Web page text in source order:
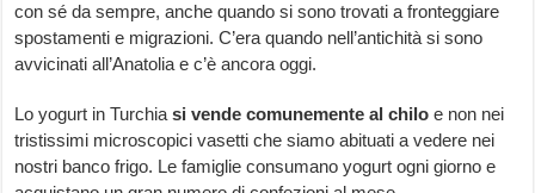
con sé da sempre, anche quando si sono trovati a fronteggiare
spostamenti e migrazioni. C’era quando nell’antichità si sono
avvicinati all’Anatolia e c’è ancora oggi.
Lo yogurt in Turchiasi vende comunemente al chilo e non nei
tristissimi microscopici vasetti che siamo abituati a vedere nei
nostri banco frigo. Le famiglie consumano yogurt ogni giorno e